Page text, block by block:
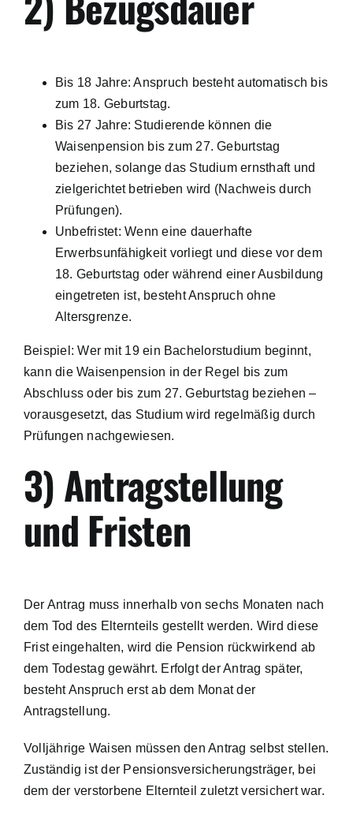
Bis 18 Jahre: Anspruch besteht automatisch bis
zum 18. Geburtstag.
Bis 27 Jahre: Studierende können die
Waisenpension bis zum 27. Geburtstag
beziehen, solange das Studium ernsthaft und
zielgerichtet betrieben wird (Nachweis durch
Prüfungen).
Unbefristet: Wenn eine dauerhafte
Erwerbsunfähigkeit vorliegt und diese vor dem
18. Geburtstag oder während einer Ausbildung
eingetreten ist, besteht Anspruch ohne
Altersgrenze.
Beispiel: Wer mit 19 ein Bachelorstudium beginnt,
kann die Waisenpension in der Regel bis zum
Abschluss oder bis zum 27. Geburtstag beziehen –
vorausgesetzt, das Studium wird regelmäßig durch
Prüfungen nachgewiesen.
3) Antragstellung
und Fristen
Der Antrag muss innerhalb von sechs Monaten nach
dem Tod des Elternteils gestellt werden. Wird diese
Frist eingehalten, wird die Pension rückwirkend ab
dem Todestag gewährt. Erfolgt der Antrag später,
besteht Anspruch erst ab dem Monat der
Antragstellung.
Volljährige Waisen müssen den Antrag selbst stellen.
Zuständig ist der Pensionsversicherungsträger, bei
dem der verstorbene Elternteil zuletzt versichert war.